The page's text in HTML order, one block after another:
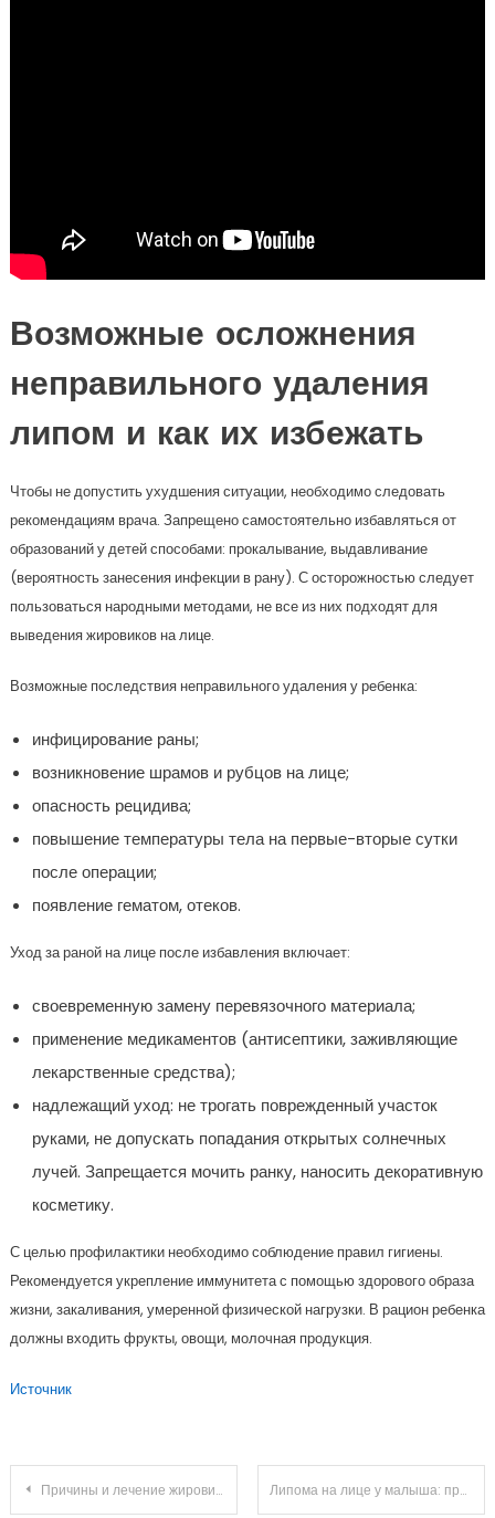
Возможные осложнения
неправильного удаления
липом и как их избежать
Чтобы не допустить ухудшения ситуации, необходимо следовать
рекомендациям врача. Запрещено самостоятельно избавляться от
образований у детей способами: прокалывание, выдавливание
(вероятность занесения инфекции в рану). С осторожностью следует
пользоваться народными методами, не все из них подходят для
выведения жировиков на лице.
Возможные последствия неправильного удаления у ребенка:
инфицирование раны;
возникновение шрамов и рубцов на лице;
опасность рецидива;
повышение температуры тела на первые-вторые сутки
после операции;
появление гематом, отеков.
Уход за раной на лице после избавления включает:
своевременную замену перевязочного материала;
применение медикаментов (антисептики, заживляющие
лекарственные средства);
надлежащий уход: не трогать поврежденный участок
руками, не допускать попадания открытых солнечных
лучей. Запрещается мочить ранку, наносить декоративную
косметику.
С целью профилактики необходимо соблюдение правил гигиены.
Рекомендуется укрепление иммунитета с помощью здорового образа
жизни, закаливания, умеренной физической нагрузки. В рацион ребенка
должны входить фрукты, овощи, молочная продукция.
Источник
Навигация
Причины и лечение жировиков у новорожденных детей Липома на лице у малыша: причины появления и насколько опасно образование